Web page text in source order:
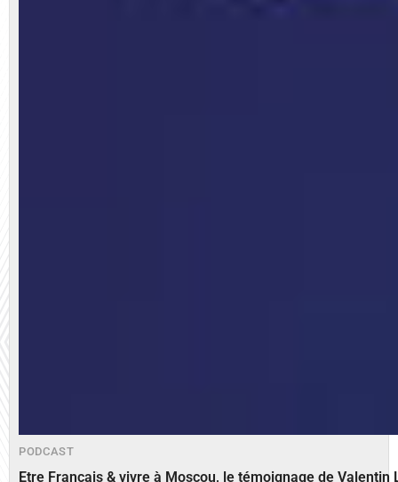
PODCAST
Etre Français & vivre à Moscou, le témoignage de Valentin